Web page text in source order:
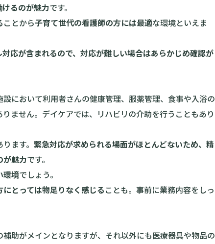
るのが魅力です。
ことから子育て世代の看護師の方には最適な環境といえま
応が含まれるので、対応が難しい場合はあらかじめ確認が
において利用者さんの健康管理、服薬管理、食事や入浴の
ません。デイケアでは、リハビリの介助を行うこともあり
ます。 緊急対応が求められる場面がほとんどないため、精
が魅力です。
環境でしょう。
とっては物足りなく感じることも。事前に業務内容をしっ
助がメインとなりますが、それ以外にも医療器具や物品の